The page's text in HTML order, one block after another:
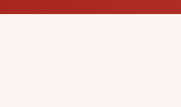
Обсудим